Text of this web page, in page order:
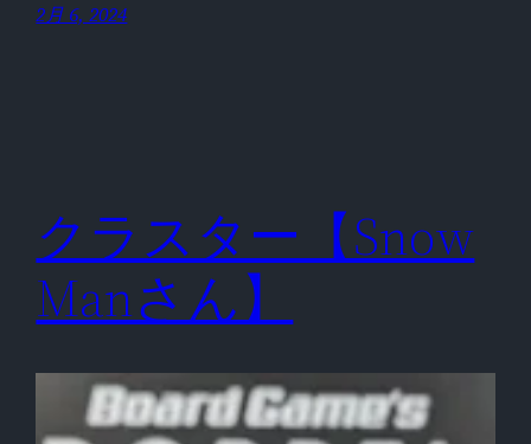
2月 6, 2024
クラスター【Snow
Manさん】